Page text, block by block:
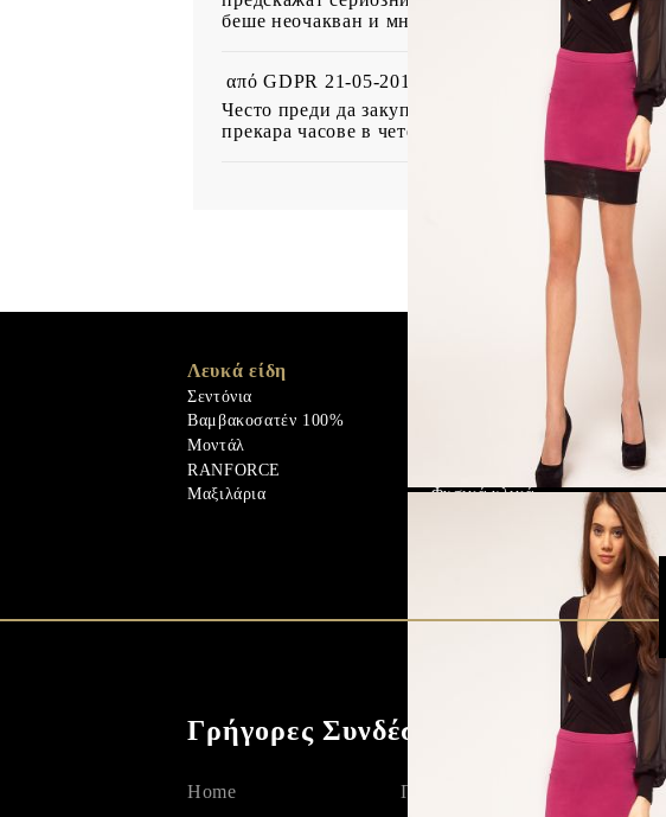
беше неочакван и много от потребителите
απόGDPR 21-05-2018
01 Νοέμβριος 2014 12:36
Често преди да закупим нещо онлайн, се
прекара часове в четене на форуми, когато
Λευκά είδη
Σεντόνια
Βαμβακοσατέν 100%
Μοντάλ
RANFORCE
Μαξιλάρια
Πουπουλένιο χήνας
Φυσικά υλικά
Γρήγορες Συνδέσεις
Home
Πολιτική Προσωπικών